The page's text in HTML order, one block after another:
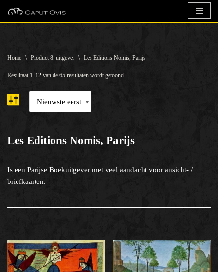
inhoud
Home \ Product 8. uitgever \ Les Editions Nomis, Parijs
Resultaat 1–12 van de 65 resultaten wordt getoond
Les Editions Nomis, Parijs
Is een Parijse Boekuitgever met veel aandacht voor ansicht- /
briefkaarten.